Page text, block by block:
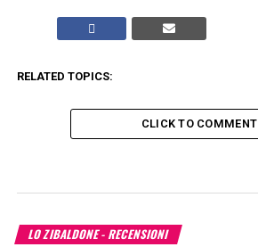
RELATED TOPICS:
CLICK TO COMMENT
LO ZIBALDONE - RECENSIONI